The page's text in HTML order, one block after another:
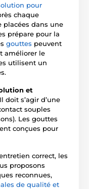
pour
chaque
placées dans une
prépare pour la
gouttes peuvent
améliorer le
utilisent un
et
doit s’agir d’une
souples
Les gouttes
conçues pour
correct, les
proposons
reconnues,
de qualité et